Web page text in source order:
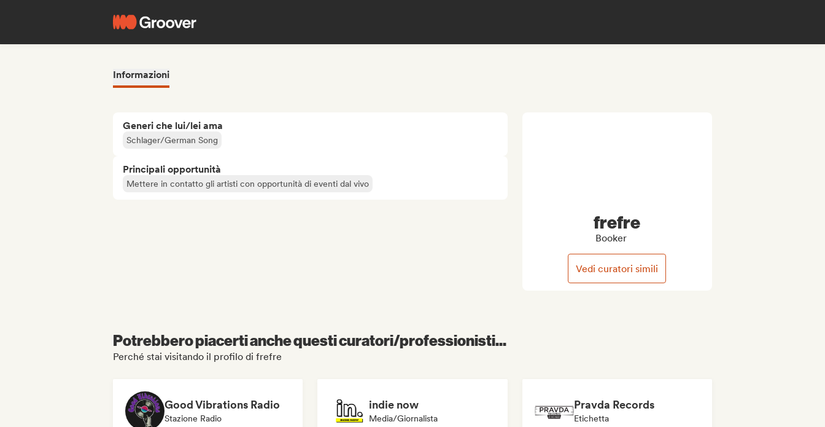
Informazioni
Generi che lui/lei ama
Schlager/German Song
Principali opportunità
Mettere in contatto gli artisti con opportunità di eventi dal vivo
frefre
Booker
Vedi curatori simili
Potrebbero piacerti anche questi curatori/professionisti...
Perché stai visitando il profilo di frefre
Good Vibrations Radio
Stazione Radio
indie now
Media/Giornalista
Pravda Records
Etichetta